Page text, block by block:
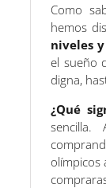
Como
hemos
niveles
el sueño
digna,
¿Qué
sencilla.
olímpicos